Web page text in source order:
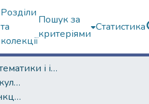
Розділи
та
колекції
Пошук за
критеріями
Статистика
Факультет математики і інформатики
Наукові збірники. Факультет математики і інформатики
Теория функций, функциональный анализ и их приложения (1965–1985 гг.)